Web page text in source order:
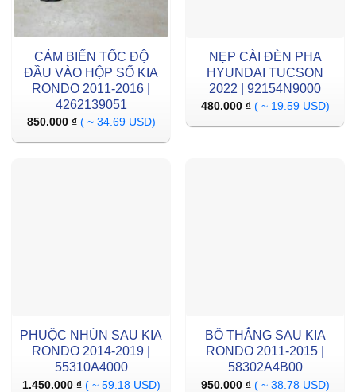
CẢM BIẾN TỐC ĐỘ
ĐẦU VÀO HỘP SỐ KIA
RONDO 2011-2016 |
4262139051
850.000 ₫ ( ~ 34.69 USD)
NẸP CÀI ĐÈN PHA
HYUNDAI TUCSON
2022 | 92154N9000
480.000 ₫ ( ~ 19.59 USD)
PHUỘC NHÚN SAU KIA
RONDO 2014-2019 |
55310A4000
1.450.000 ₫ ( ~ 59.18 USD)
BỐ THẮNG SAU KIA
RONDO 2011-2015 |
58302A4B00
950.000 ₫ ( ~ 38.78 USD)